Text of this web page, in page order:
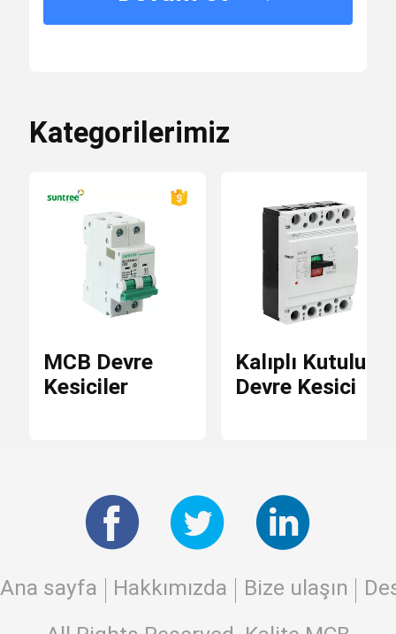
RCBO Devre Kesici
Güneş Paneli Kabloları
Doğru Akım Devre Kesicileri
DC İzolatör Anahtarı
Kategorilerimiz
MCB Devre
Kesiciler
Kalıplı Kutulu
Devre Kesici
Ana sayfa Hakkımızda Bize ulaşın